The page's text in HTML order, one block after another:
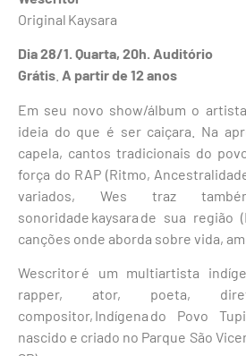
Original Kaysara
Dia 28/1. Quarta, 20h. Auditório
Grátis A partir de 12 anos
Em seu novo show/álbum o
ideia do que é ser caiçara. Na
capela, cantos tradicionais do
força do RAP (Ritmo,
variados, Wes traz
sonoridade kaysara de sua região
canções onde aborda sobre vida,
Wescritor é um multiartista
rapper, ator, poeta,
compositor, Indígena do Povo
nascido e criado no Parque São